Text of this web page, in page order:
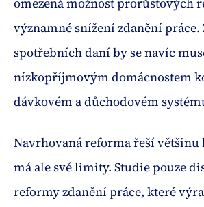
významné snížení zdanění práce.
spotřebních daní by se navíc
nízkopříjmovým domácnostem
dávkovém a důchodovém
Navrhovaná reforma řeší
má ale své limity. Studie pouze
reformy zdanění práce, které